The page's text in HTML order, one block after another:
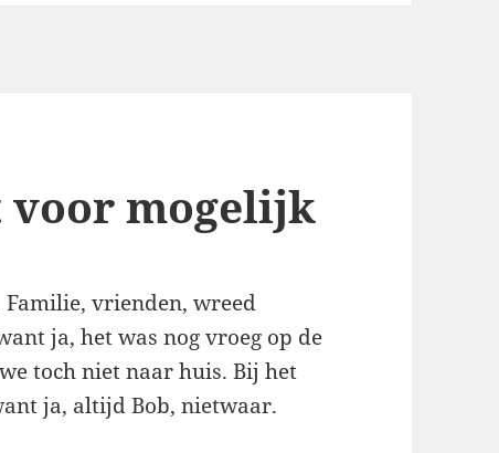
voor mogelijk
vrienden, wreed
ja, het was nog vroeg op de
toch niet naar huis. Bij het
ja, altijd Bob, nietwaar.